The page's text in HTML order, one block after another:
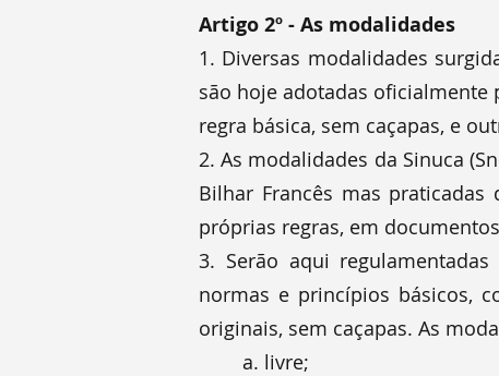
Artigo 2º - As modalidades
1. Diversas modalidades
são hoje adotadas oficialmente
regra básica, sem caçapas, e
2. As modalidades da Sinuca
Bilhar Francês mas
próprias regras, em
3. Serão aqui
normas e princípios básicos,
originais, sem caçapas. As
a. livre;